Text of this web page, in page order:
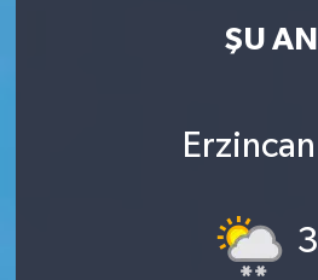
ŞU AN
Erzincan
3
Son Dakika Haberleri